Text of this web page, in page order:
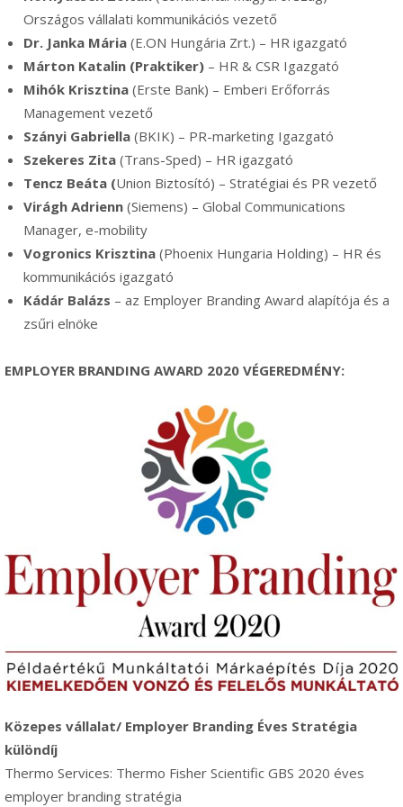
Országos vállalati kommunikációs vezető
Dr. Janka Mária (E.ON Hungária Zrt.) – HR igazgató
Márton Katalin (Praktiker) – HR & CSR Igazgató
Mihók Krisztina (Erste Bank) – Emberi Erőforrás
Management vezető
Szányi Gabriella (BKIK) – PR-marketing Igazgató
Szekeres Zita (Trans-Sped) – HR igazgató
Tencz Beáta (Union Biztosító) – Stratégiai és PR vezető
Virágh Adrienn (Siemens) – Global Communications
Manager, e-mobility
Vogronics Krisztina (Phoenix Hungaria Holding) – HR és
kommunikációs igazgató
Kádár Balázs – az Employer Branding Award alapítója és a
zsűri elnöke
EMPLOYER BRANDING AWARD 2020 VÉGEREDMÉNY:
Közepes vállalat/ Employer Branding Éves Stratégia
különdíj
Thermo Services: Thermo Fisher Scientific GBS 2020 éves
employer branding stratégia